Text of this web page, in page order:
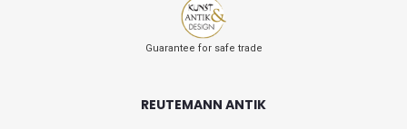
Guarantee for safe trade
REUTEMANN ANTIK